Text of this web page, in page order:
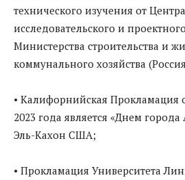
технического изучения от
исследовательского и
Министерства строительства и
коммунального хозяйства
• Калифорнийская Прокламация
2023 года является «Днем города
Эль-Кахон США;
• Прокламация Университета